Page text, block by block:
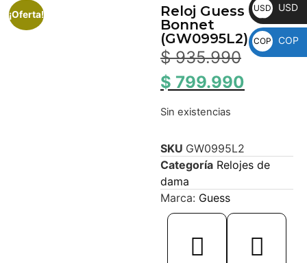
¡Oferta!
Reloj Guess
Bonnet
(GW0995L2)
$935.990
$ 799.990
Sin existencias
SKU GW0995L2
Categoría Relojes de
dama
Marca: Guess
USD USD
COP COP